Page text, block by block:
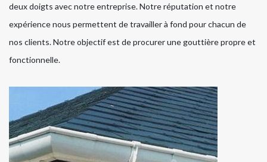
deux doigts avec notre entreprise. Notre réputation et notre
expérience nous permettent de travailler à fond pour chacun de
nos clients. Notre objectif est de procurer une gouttière propre et
fonctionnelle.